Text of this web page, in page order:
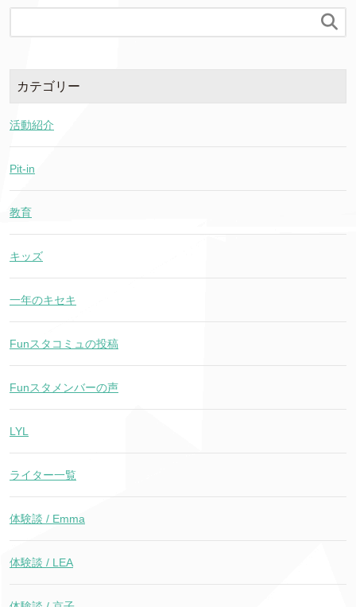

カテゴリー
活動紹介
Pit-in
教育
キッズ
一年のキセキ
Funスタコミュの投稿
Funスタメンバーの声
LYL
ライター一覧
体験談 / Emma
体験談 / LEA